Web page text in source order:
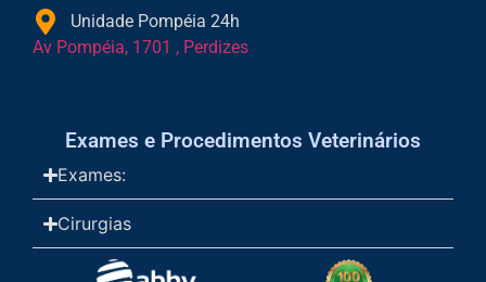
Unidade Pompéia 24h
Av Pompéia, 1701 , Perdizes
Exames e Procedimentos Veterinários
Exames:
Cirurgias